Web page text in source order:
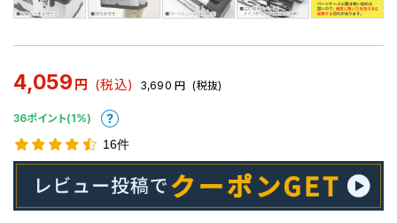
4,059 円 (税込) 3,690 円 (税抜)
36ポイント(1%)
16件